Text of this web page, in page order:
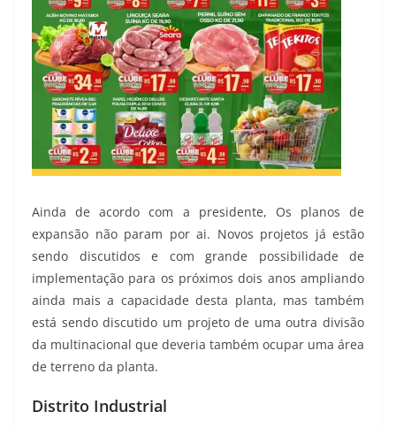
Ainda de acordo com a presidente, Os planos de
expansão não param por ai. Novos projetos já estão
sendo discutidos e com grande possibilidade de
implementação para os próximos dois anos ampliando
ainda mais a capacidade desta planta, mas também
está sendo discutido um projeto de uma outra divisão
da multinacional que deveria também ocupar uma área
de terreno da planta.
Distrito Industrial